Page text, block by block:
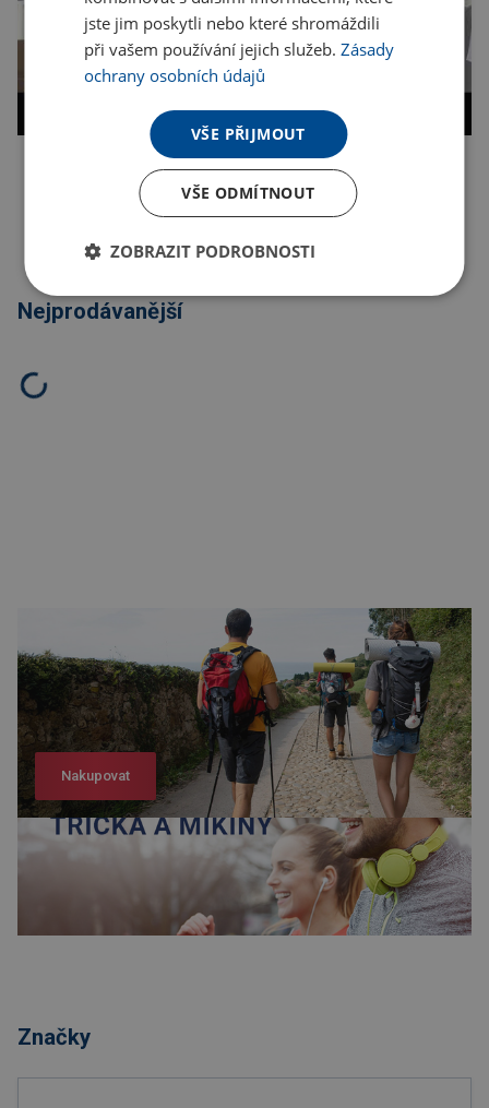
Kopírovat odkaz
Nejprodávanější
Nakupovat
Značky
jste jim poskytli nebo které shromáždili
při vašem používání jejich služeb.Zásady
ochrany osobních údajů
VŠE PŘIJMOUT
VŠE ODMÍTNOUT
ZOBRAZIT PODROBNOSTI